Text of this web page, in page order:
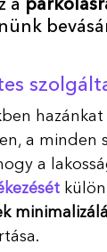
a
a minden
a